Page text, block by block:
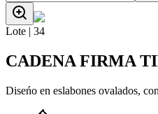
Lote | 34
CADENA FIRMA
Diseńo en eslabones ovalados,